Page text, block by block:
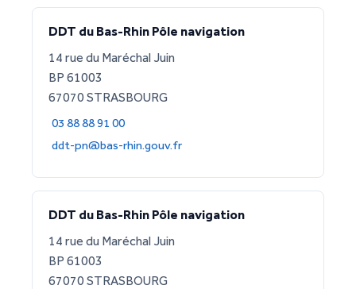
DDT du Bas-Rhin Pôle navigation
14 rue du Maréchal Juin
BP 61003
67070 STRASBOURG
03 88 88 91 00
ddt-pn@bas-rhin.gouv.fr
DDT du Bas-Rhin Pôle navigation
14 rue du Maréchal Juin
BP 61003
67070 STRASBOURG